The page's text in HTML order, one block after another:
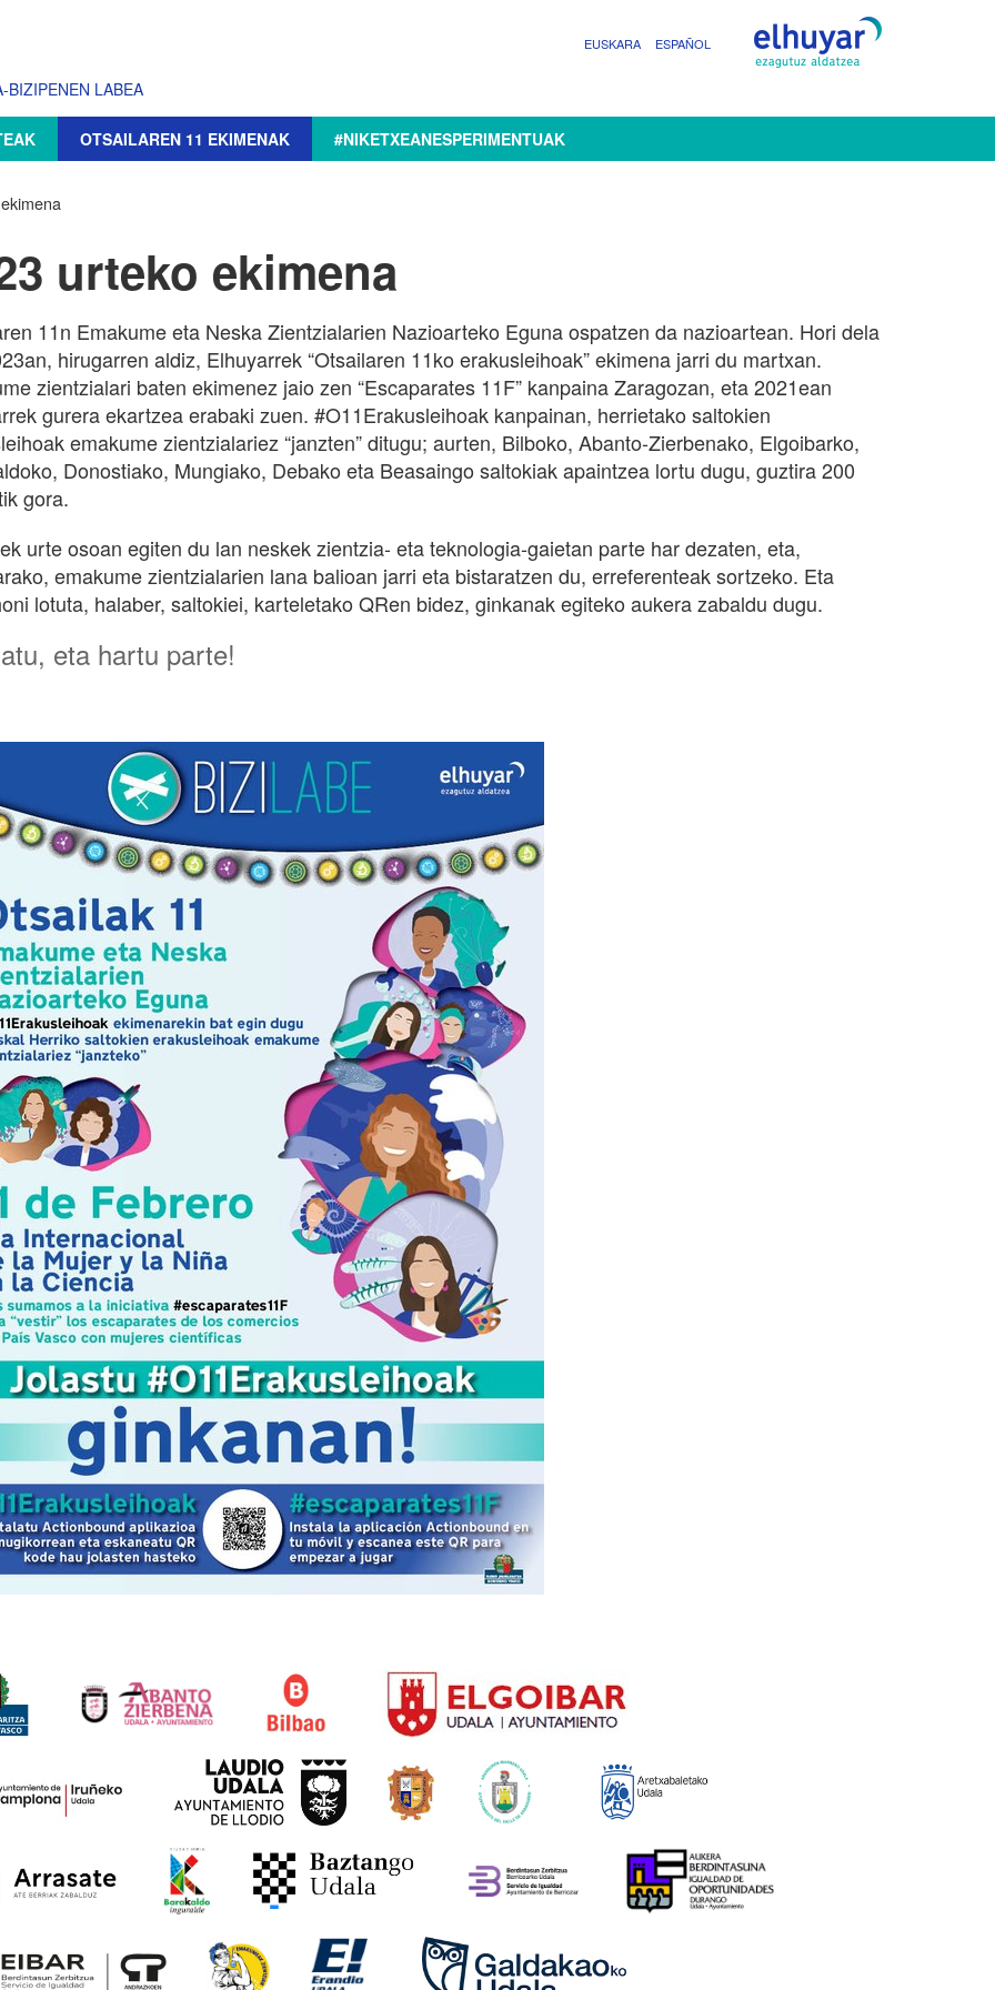
EUSKARA ESPAÑOL
BIZIPENEN LABEA
OTSAILAREN 11 EKIMENAK #NIKETXEANESPERIMENTUAK
urteko ekimena
11n Emakume eta Neska Zientzialarien Nazioarteko Eguna ospatzen da nazioartean. Hori dela
hirugarren aldiz, Elhuyarrek “Otsailaren 11ko erakusleihoak” ekimena jarri du martxan.
zientzialari baten ekimenez jaio zen “Escaparates 11F” kanpaina Zaragozan, eta 2021ean
gurera ekartzea erabaki zuen. #O11Erakusleihoak kanpainan, herrietako saltokien
emakume zientzialariez “janzten” ditugu; aurten, Bilboko, Abanto-Zierbenako, Elgoibarko,
Donostiako, Mungiako, Debako eta Beasaingo saltokiak apaintzea lortu dugu, guztira 200
gora.
urte osoan egiten du lan neskek zientzia- eta teknologia-gaietan parte har dezaten, eta,
emakume zientzialarien lana balioan jarri eta bistaratzen du, erreferenteak sortzeko. Eta
lotuta, halaber, saltokiei, karteletako QRen bidez, ginkanak egiteko aukera zabaldu dugu.
eta hartu parte!